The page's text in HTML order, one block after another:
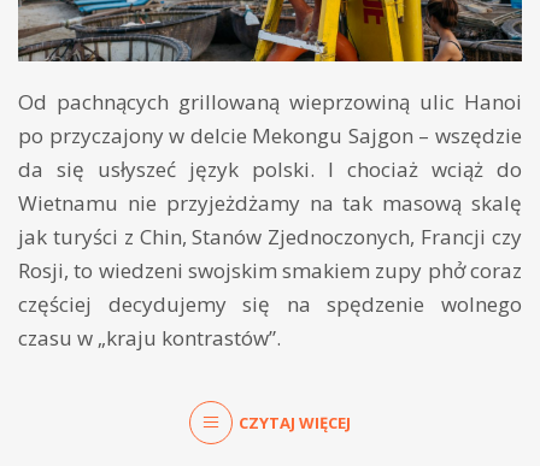
Od pachnących grillowaną wieprzowiną ulic Hanoi
po przyczajony w delcie Mekongu Sajgon – wszędzie
da się usłyszeć język polski. I chociaż wciąż do
Wietnamu nie przyjeżdżamy na tak masową skalę
jak turyści z Chin, Stanów Zjednoczonych, Francji czy
Rosji, to wiedzeni swojskim smakiem zupy phở coraz
częściej decydujemy się na spędzenie wolnego
czasu w „kraju kontrastów”.
CZYTAJ WIĘCEJ